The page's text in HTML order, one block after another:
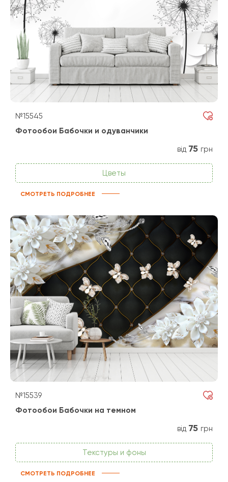
№15545
Фотообои Бабочки и одуванчики
від 75 грн
Цветы
СМОТРЕТЬ ПОДРОБНЕЕ
№15539
Фотообои Бабочки на темном
від 75 грн
Текстуры и фоны
СМОТРЕТЬ ПОДРОБНЕЕ